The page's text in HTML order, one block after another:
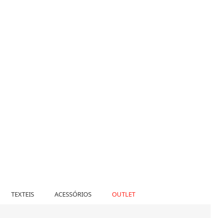
TEXTEIS ACESSÓRIOS OUTLET